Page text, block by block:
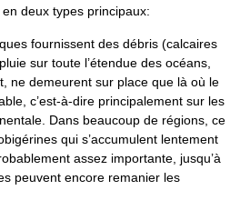
deux types principaux:
fournissent des débris (calcaires
sur toute l’étendue des océans,
ne demeurent sur place que là où le
c’est-à-dire principalement sur les
Dans beaucoup de régions, ce
qui s’accumulent lentement
assez importante, jusqu’à
peuvent encore remanier les